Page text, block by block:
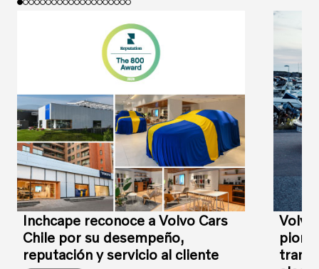
Inchcape reconoce a Volvo Cars
Chile por su desempeño,
reputación y servicio al cliente